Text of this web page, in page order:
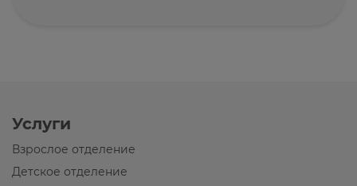
Услуги
Взрослое отделение
Детское отделение